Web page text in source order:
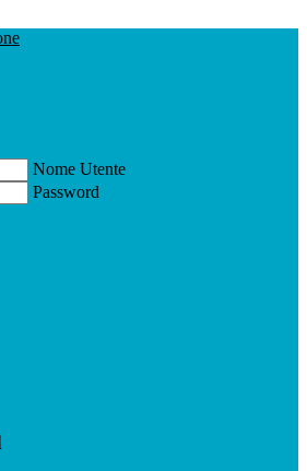
Nome Utente
Password